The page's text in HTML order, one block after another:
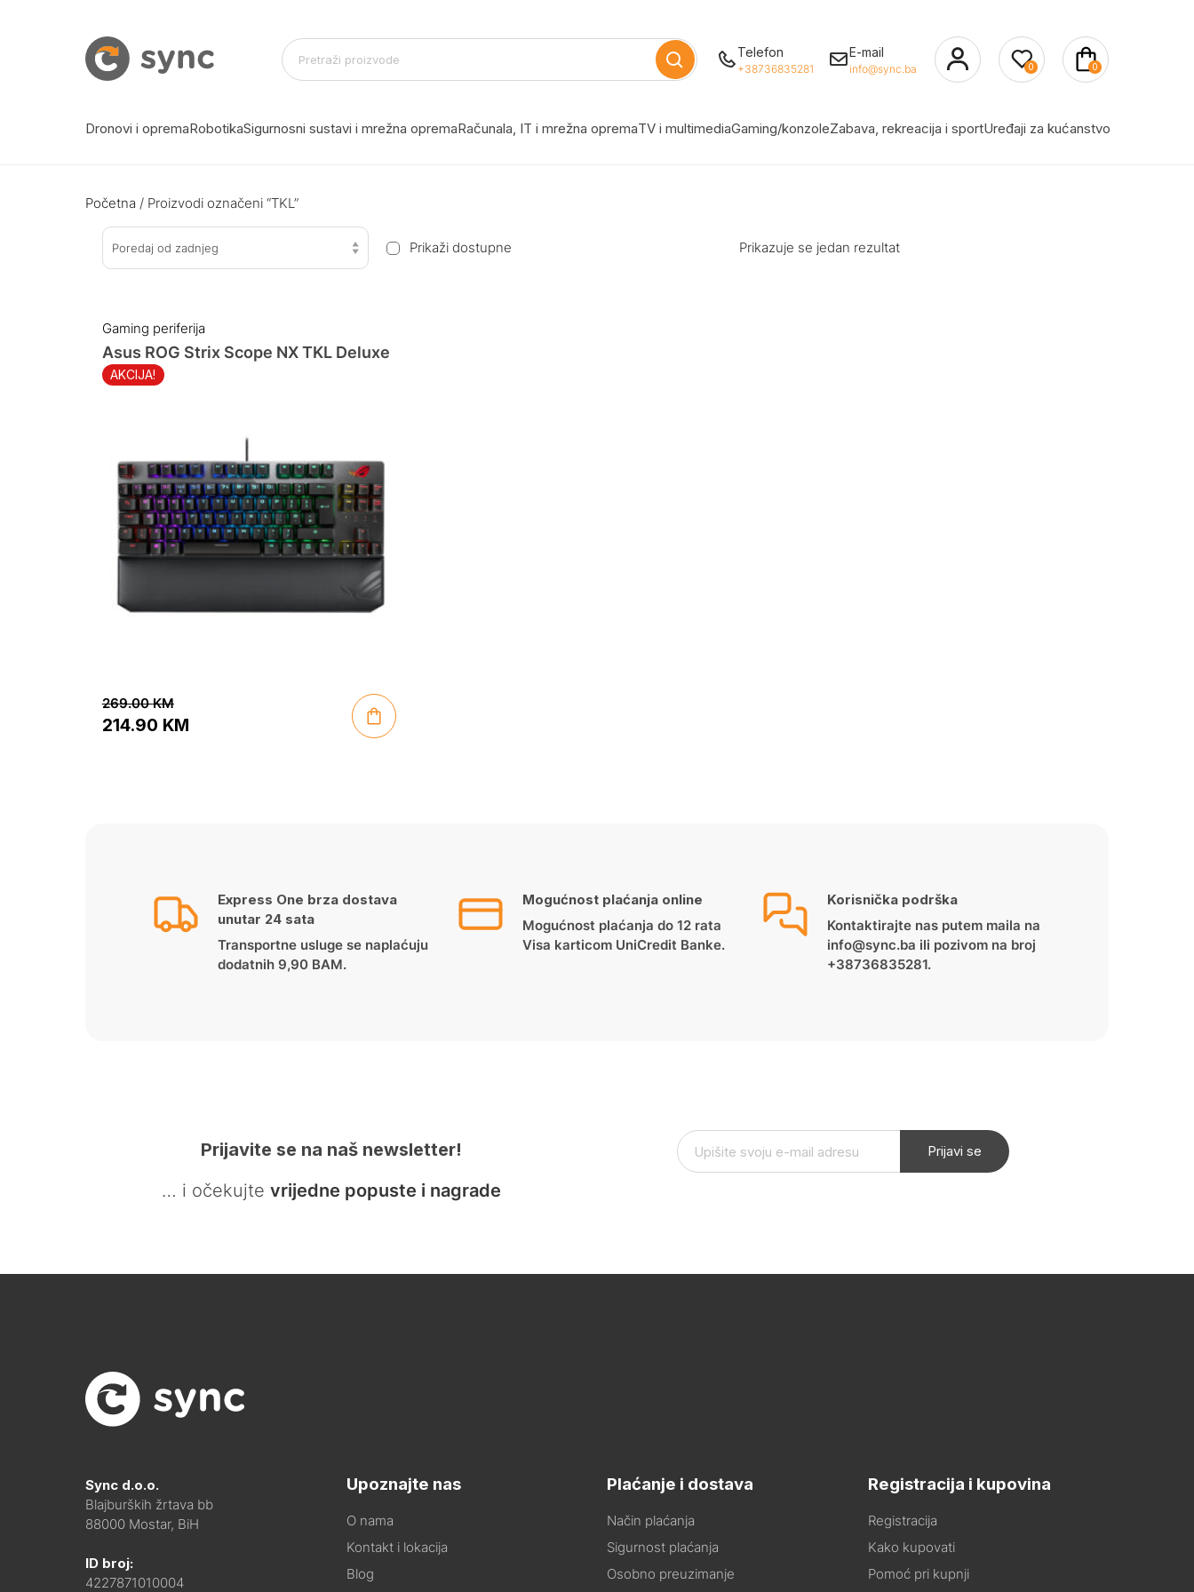
Telefon
+38736835281
E-mail
info@sync.ba 0 0
Dronovi i opremaRobotikaSigurnosni sustavi i mrežna opremaRačunala, IT i mrežna opremaTV i multimediaGaming/konzoleZabava, rekreacija i sportUređaji za kućanstvo
Početna / Proizvodi označeni “TKL”
Poredaj od zadnjeg Prikaži dostupne Prikazuje se jedan rezultat
Gaming periferija
AKCIJA!
Asus ROG Strix Scope NX TKL Deluxe
269.00KM
214.90 KM
Express One brza dostava
unutar 24 sata
Transportne usluge se naplaćuju
dodatnih 9,90 BAM.
Mogućnost plaćanja online
Mogućnost plaćanja do 12 rata
Visa karticom UniCredit Banke.
Korisnička podrška
Kontaktirajte nas putem maila na
info@sync.ba ili pozivom na broj
+38736835281.
Prijavite se na naš newsletter!
… i očekujte vrijedne popuste i nagrade
Prijavi se
Sync d.o.o.
Blajburških žrtava bb
88000 Mostar, BiH
ID broj:
4227871010004
Upoznajte nas
O nama
Kontakt i lokacija
Blog
Plaćanje i dostava
Način plaćanja
Sigurnost plaćanja
Osobno preuzimanje
Registracija i kupovina
Registracija
Kako kupovati
Pomoć pri kupnji